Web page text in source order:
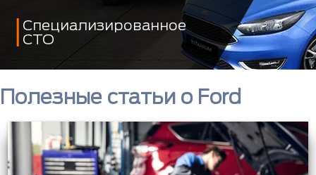
Специализированное
СТО
Полезные статьи о Ford